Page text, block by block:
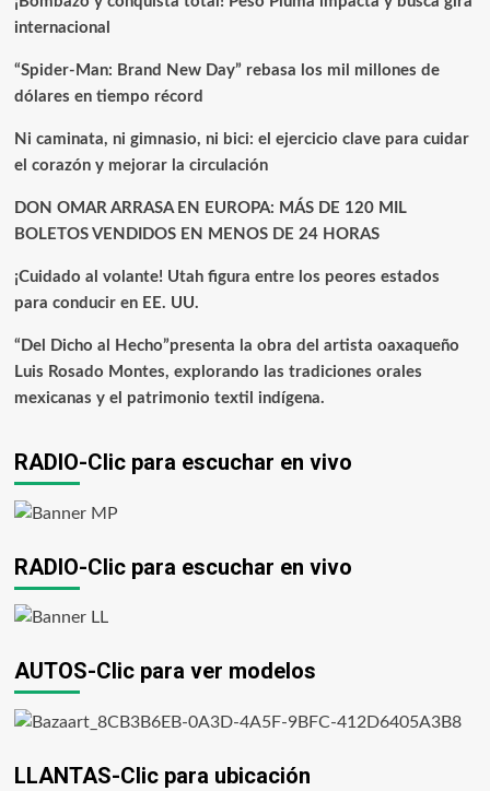
internacional
“Spider-Man: Brand New Day” rebasa los mil millones de
dólares en tiempo récord
Ni caminata, ni gimnasio, ni bici: el ejercicio clave para cuidar
el corazón y mejorar la circulación
DON OMAR ARRASA EN EUROPA: MÁS DE 120 MIL
BOLETOS VENDIDOS EN MENOS DE 24 HORAS
¡Cuidado al volante! Utah figura entre los peores estados
para conducir en EE. UU.
“Del Dicho al Hecho”presenta la obra del artista oaxaqueño
Luis Rosado Montes, explorando las tradiciones orales
mexicanas y el patrimonio textil indígena.
RADIO-Clic para escuchar en vivo
RADIO-Clic para escuchar en vivo
AUTOS-Clic para ver modelos
LLANTAS-Clic para ubicación